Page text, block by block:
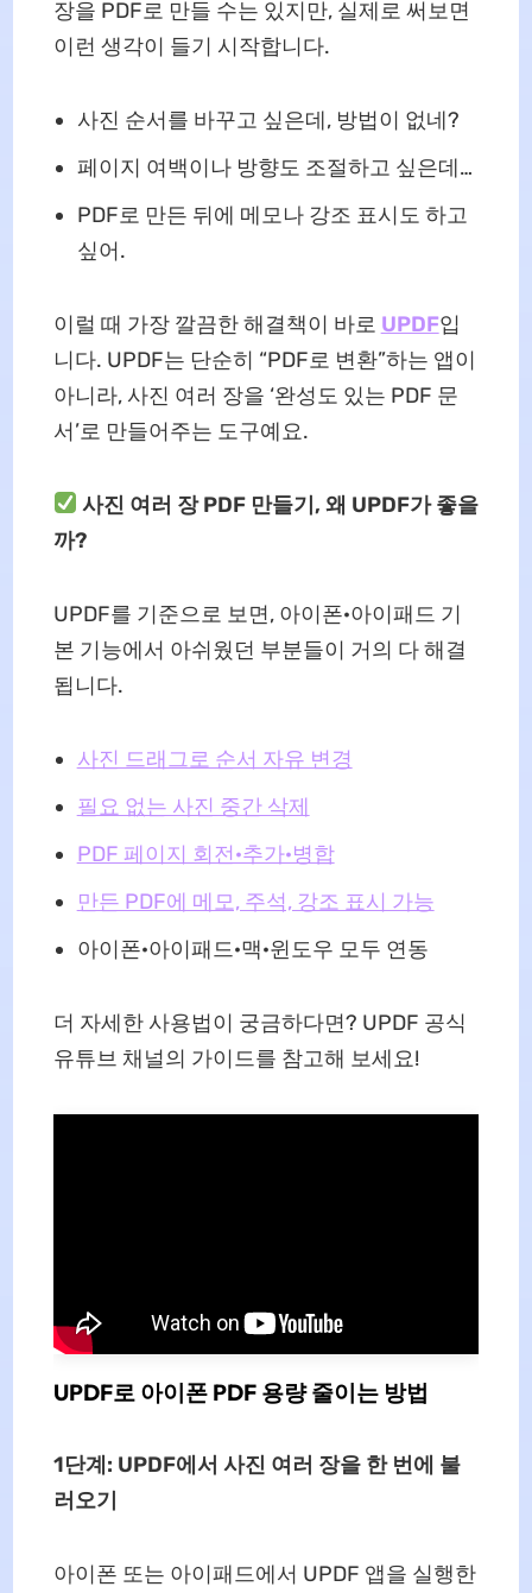
장을 PDF로 만들 수는 있지만, 실제로 써보면
이런 생각이 들기 시작합니다.
사진 순서를 바꾸고 싶은데, 방법이 없네?
페이지 여백이나 방향도 조절하고 싶은데…
PDF로 만든 뒤에 메모나 강조 표시도 하고
싶어.
이럴 때 가장 깔끔한 해결책이 바로 UPDF입
니다. UPDF는 단순히 “PDF로 변환”하는 앱이
아니라, 사진 여러 장을 ‘완성도 있는 PDF 문
서’로 만들어주는 도구예요.
사진 여러 장 PDF 만들기, 왜 UPDF가 좋을
까?
UPDF를 기준으로 보면, 아이폰·아이패드 기
본 기능에서 아쉬웠던 부분들이 거의 다 해결
됩니다.
사진 드래그로 순서 자유 변경
필요 없는 사진 중간 삭제
PDF 페이지 회전·추가·병합
만든 PDF에 메모, 주석, 강조 표시 가능
아이폰·아이패드·맥·윈도우 모두 연동
더 자세한 사용법이 궁금하다면? UPDF 공식
유튜브 채널의 가이드를 참고해 보세요!
UPDF로 아이폰 PDF 용량 줄이는 방법
1단계: UPDF에서 사진 여러 장을 한 번에 불
러오기
아이폰 또는 아이패드에서 UPDF 앱을 실행한